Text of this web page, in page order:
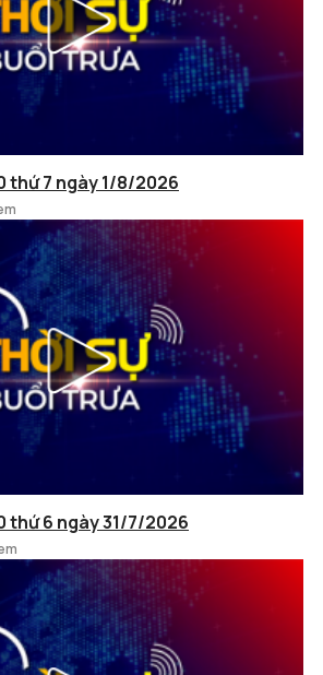
thứ 7 ngày 1/8/2026
thứ 6 ngày 31/7/2026